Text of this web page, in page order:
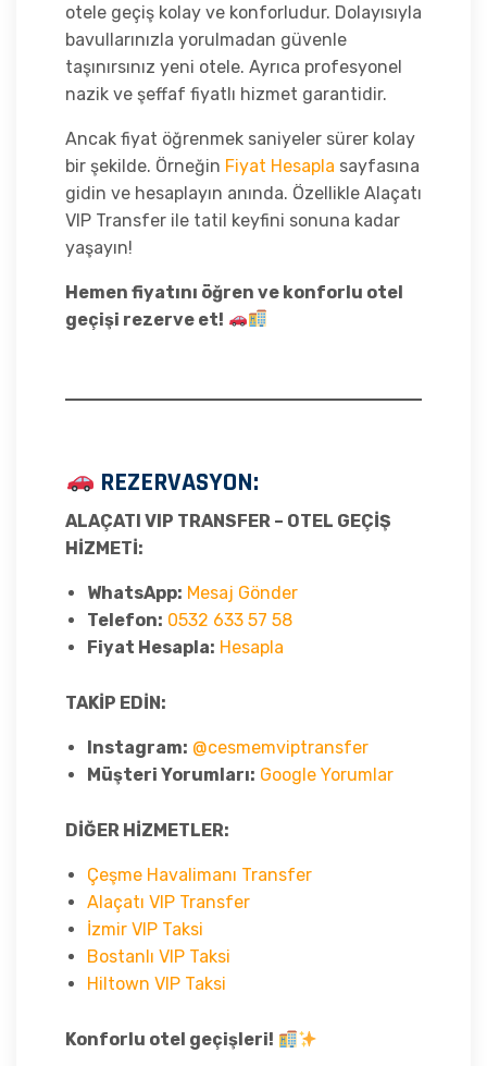
otele geçiş kolay ve konforludur. Dolayısıyla
bavullarınızla yorulmadan güvenle
taşınırsınız yeni otele. Ayrıca profesyonel
nazik ve şeffaf fiyatlı hizmet garantidir.
Ancak fiyat öğrenmek saniyeler sürer kolay
bir şekilde. Örneğin Fiyat Hesapla sayfasına
gidin ve hesaplayın anında. Özellikle Alaçatı
VIP Transfer ile tatil keyfini sonuna kadar
yaşayın!
Hemen fiyatını öğren ve konforlu otel
geçişi rezerve et!
REZERVASYON:
ALAÇATI VIP TRANSFER – OTEL GEÇİŞ
HİZMETİ:
WhatsApp: Mesaj Gönder
Telefon: 0532 633 57 58
Fiyat Hesapla: Hesapla
TAKİP EDİN:
Instagram: @cesmemviptransfer
Müşteri Yorumları: Google Yorumlar
DİĞER HİZMETLER:
Çeşme Havalimanı Transfer
Alaçatı VIP Transfer
İzmir VIP Taksi
Bostanlı VIP Taksi
Hiltown VIP Taksi
Konforlu otel geçişleri!